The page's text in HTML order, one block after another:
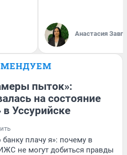
Анастасия
пыток»:
на состояние
в Уссурийске
плачу я»: почему в
не могут добиться правды